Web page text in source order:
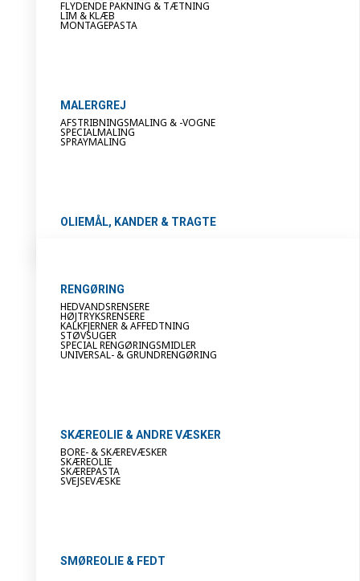
FLYDENDE PAKNING & TÆTNING
LIM & KLÆB
MONTAGEPASTA
MALERGREJ
AFSTRIBNINGSMALING & -VOGNE
SPECIALMALING
SPRAYMALING
OLIEMÅL, KANDER & TRAGTE
RENGØRING
HEDVANDSRENSERE
HØJTRYKSRENSERE
KALKFJERNER & AFFEDTNING
STØVSUGER
SPECIAL RENGØRINGSMIDLER
UNIVERSAL- & GRUNDRENGØRING
SKÆREOLIE & ANDRE VÆSKER
BORE- & SKÆREVÆSKER
SKÆREOLIE
SKÆREPASTA
SVEJSEVÆSKE
SMØREOLIE & FEDT